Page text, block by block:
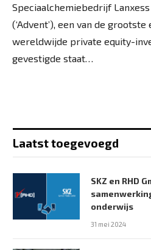
Speciaalchemiebedrijf
(‘Advent’), een van de
wereldwijde private equity-
gevestigde staat…
Laatst toegevoegd
SKZ en RHD
onderwijs
31 mei 2024